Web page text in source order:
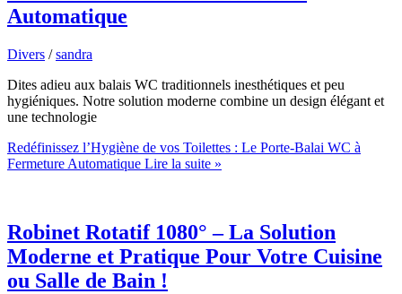
Automatique
Divers /sandra
Dites adieu aux balais WC traditionnels inesthétiques et peu
hygiéniques. Notre solution moderne combine un design élégant et
une technologie
Redéfinissez l’Hygiène de vos Toilettes : Le Porte-Balai WC à
Fermeture Automatique Lire la suite »
Robinet Rotatif 1080° – La Solution
Moderne et Pratique Pour Votre Cuisine
ou Salle de Bain !